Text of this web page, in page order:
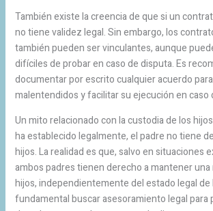
También existe la creencia de que si un
no tiene validez legal. Sin embargo, los
también pueden ser vinculantes, aunque
difíciles de probar en caso de disputa. Es
documentar por escrito cualquier acuerdo
malentendidos y facilitar su ejecución en caso
Un mito relacionado con la custodia de los
ha establecido legalmente, el padre no tiene
hijos. La realidad es que, salvo en situaciones
ambos padres tienen derecho a mantener una
hijos, independientemente del estado legal de
fundamental buscar asesoramiento legal para